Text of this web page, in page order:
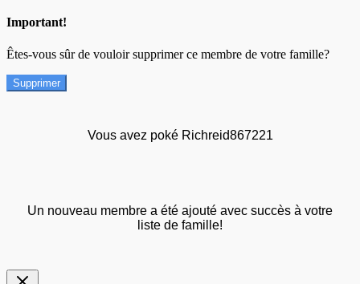
Important!
Êtes-vous sûr de vouloir supprimer ce membre de votre famille?
Supprimer
Vous avez poké Richreid867221
Un nouveau membre a été ajouté avec succès à votre
liste de famille!